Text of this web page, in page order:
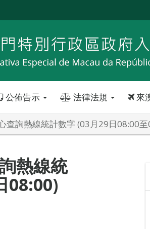
公佈告示 法律法規 來
查詢熱線統計數字 (03月29日08:00
熱線統
08:00)